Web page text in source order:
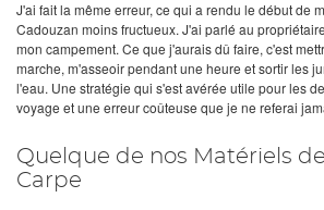
J'ai fait la même erreur, ce qui a rendu le début de
Cadouzan moins fructueux. J'ai parlé au
mon campement. Ce que j'aurais dû faire, c'est
marche, m'asseoir pendant une heure et sortir les
l'eau. Une stratégie qui s'est avérée utile pour les
voyage et une erreur coûteuse que je ne referai
Quelque de nos Matériels
Carpe